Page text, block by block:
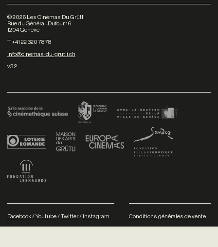
©2026 Les Cinémas Du Grütli
Rue du Général-Dufour 16
1204 Genève
T +41 22 320 78 78
info@cinemas-du-grutli.ch
v3.2
Facebook/Youtube/Twitter/ Instagram Conditions générales de vente